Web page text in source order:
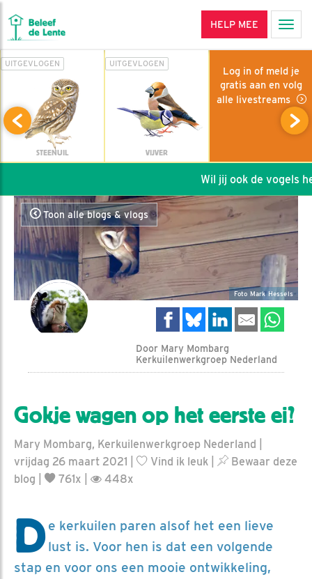
HELP MEE
UITGEVLOGEN
STEENUIL
UITGEVLOGEN
VIJVER
Log in of meld je
gratis aan en volg
alle livestreams
Wil jij ook de vogels
Toon alle blogs & vlogs
Foto Mark Hessels
Door Mary Mombarg
Kerkuilenwerkgroep Nederland
Gokje wagen op het eerste ei?
Mary Mombarg, Kerkuilenwerkgroep Nederland |
vrijdag 26 maart 2021 |
Vind ik leuk
Bewaar deze
blog
761x | 448x
De kerkuilen paren alsof het een lieve
lust is. Voor hen is dat een volgende
stap en voor ons een mooie ontwikkeling,